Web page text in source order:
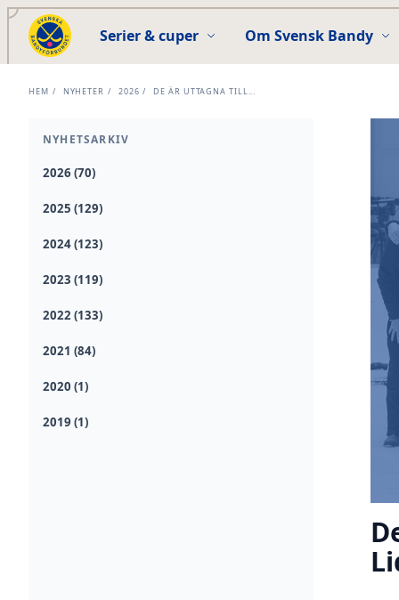
Serier & cuper Om Svensk Bandy
HEM / NYHETER / 2026 / DE ÄR UTTAGNA TILL...
NYHETSARKIV
2026 (70)
2025 (129)
2024 (123)
2023 (119)
2022 (133)
2021 (84)
2020 (1)
2019 (1)